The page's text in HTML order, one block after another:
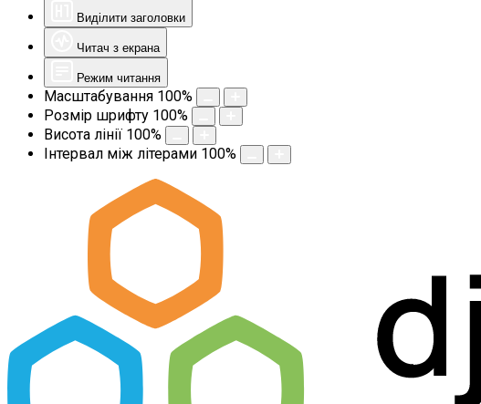
Виділити заголовки
Читач з екрана
Режим читання
Масштабування 100%
Розмір шрифту 100%
Висота лінії 100%
Інтервал між літерами 100%